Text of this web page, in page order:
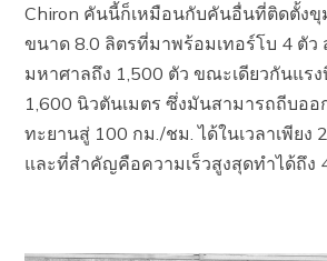
Chiron คันนี้ก็เหมือนกับคันอื่นที่ติดตั้งขุ
ขนาด 8.0 ลิตรที่มาพร้อมเทอร์โบ 4 ตัว
มหาศาลถึง 1,500 ตัว ขณะเดียวกันแร
1,600 นิวตันเมตร ซึ่งมันสามารถถีบออ
ทะยานสู่ 100 กม./ชม. ได้ในเวลาเพียง
และที่สำคัญคือความเร็วสูงสุดทำได้ถึง